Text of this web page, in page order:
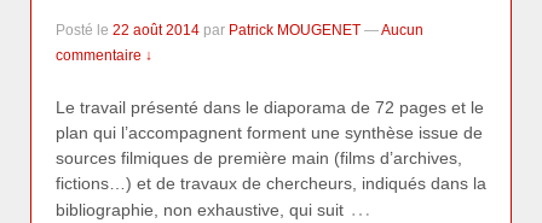
Posté le 22 août 2014 par Patrick MOUGENET —Aucun
commentaire ↓
Le travail présenté dans le diaporama de 72 pages et le
plan qui l’accompagnent forment une synthèse issue de
sources filmiques de première main (films d’archives,
fictions…) et de travaux de chercheurs, indiqués dans la
bibliographie, non exhaustive, qui suit …